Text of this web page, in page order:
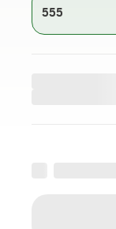
555